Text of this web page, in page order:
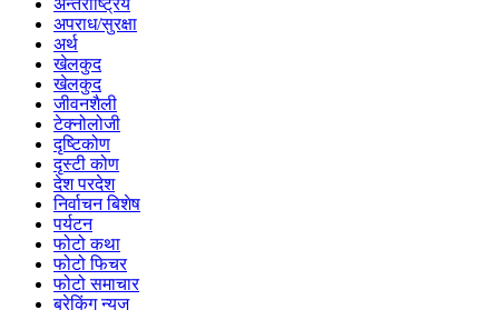
अपराध/सुरक्षा
अर्थ
खेलकुद
खेलकुद
जीवनशैली
टेक्नोलोजी
दृष्टिकोण
दृस्टी कोण
देश परदेश
निर्वाचन बिशेष
पर्यटन
फोटो कथा
फोटो फिचर
फोटो समाचार
ब्रेकिंग न्युज